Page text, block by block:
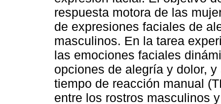
respuesta motora de las
de expresiones faciales de
masculinos. En la tarea
las emociones faciales
opciones de alegría y dolor,
tiempo de reacción manual
entre los rostros masculinos